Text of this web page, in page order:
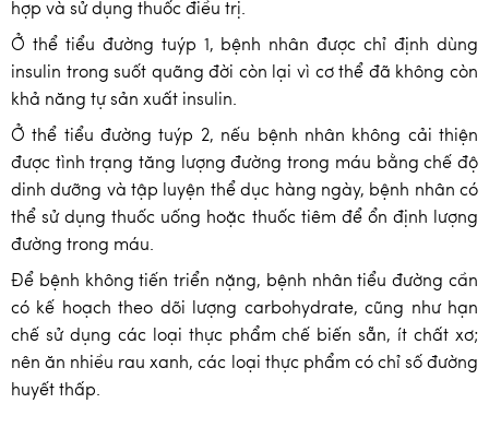
hợp và sử dụng thuốc điều trị.
Ở thể tiểu đường tuýp 1, bệnh nhân được chỉ định dùng
insulin trong suốt quãng đời còn lại vì cơ thể đã không còn
khả năng tự sản xuất insulin.
Ở thể tiểu đường tuýp 2, nếu bệnh nhân không cải thiện
được tình trạng tăng lượng đường trong máu bằng chế độ
dinh dưỡng và tập luyện thể dục hàng ngày, bệnh nhân có
thể sử dụng thuốc uống hoặc thuốc tiêm để ổn định lượng
đường trong máu.
Để bệnh không tiến triển nặng, bệnh nhân tiểu đường cần
có kế hoạch theo dõi lượng carbohydrate, cũng như hạn
chế sử dụng các loại thực phẩm chế biến sẵn, ít chất xơ;
nên ăn nhiều rau xanh, các loại thực phẩm có chỉ số đường
huyết thấp.